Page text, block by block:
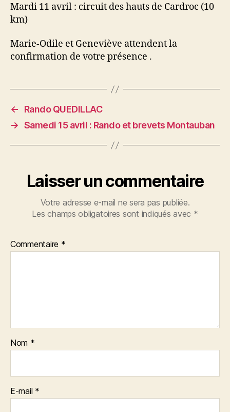
Mardi 11 avril : circuit des hauts de Cardroc (10
km)
Marie-Odile et Geneviève attendent la
confirmation de votre présence .
←
Rando QUEDILLAC
→ Samedi 15 avril : Rando et brevets Montauban
Laisser un commentaire
Votre adresse e-mail ne sera pas publiée.
Les champs obligatoires sont indiqués avec *
Commentaire *
Nom *
E-mail *